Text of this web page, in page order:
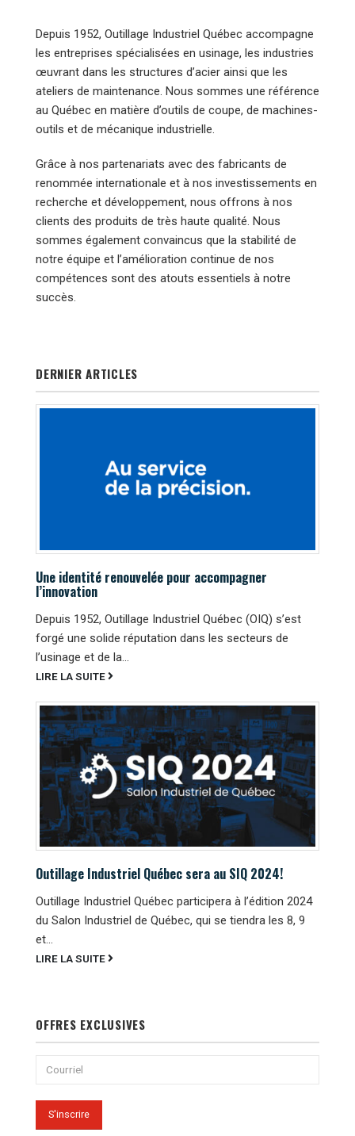
Depuis 1952, Outillage Industriel Québec accompagne
les entreprises spécialisées en usinage, les industries
œuvrant dans les structures d’acier ainsi que les
ateliers de maintenance. Nous sommes une référence
au Québec en matière d’outils de coupe, de machines-
outils et de mécanique industrielle.
Grâce à nos partenariats avec des fabricants de
renommée internationale et à nos investissements en
recherche et développement, nous offrons à nos
clients des produits de très haute qualité. Nous
sommes également convaincus que la stabilité de
notre équipe et l’amélioration continue de nos
compétences sont des atouts essentiels à notre
succès.
DERNIER ARTICLES
Une identité renouvelée pour accompagner
l’innovation
Depuis 1952, Outillage Industriel Québec (OIQ) s’est
forgé une solide réputation dans les secteurs de
l’usinage et de la...
LIRE LA SUITE
Outillage Industriel Québec sera au SIQ 2024!
Outillage Industriel Québec participera à l’édition 2024
du Salon Industriel de Québec, qui se tiendra les 8, 9
et...
LIRE LA SUITE
OFFRES EXCLUSIVES